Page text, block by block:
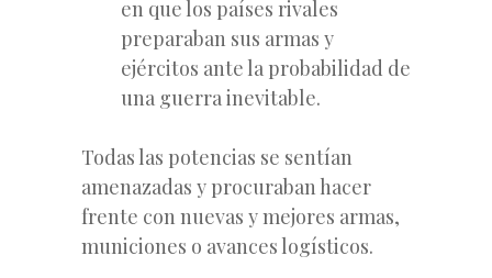
en que los países rivales
preparaban sus armas y
ejércitos ante la probabilidad de
una guerra inevitable.
Todas las potencias se sentían
amenazadas y procuraban hacer
frente con nuevas y mejores armas,
municiones o avances logísticos.